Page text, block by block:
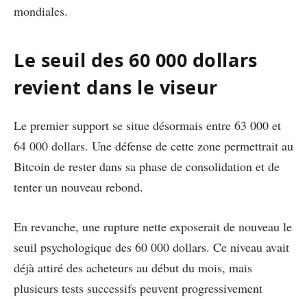
mondiales.
Le seuil des 60 000 dollars
revient dans le viseur
Le premier support se situe désormais entre 63 000 et
64 000 dollars. Une défense de cette zone permettrait au
Bitcoin de rester dans sa phase de consolidation et de
tenter un nouveau rebond.
En revanche, une rupture nette exposerait de nouveau le
seuil psychologique des 60 000 dollars. Ce niveau avait
déjà attiré des acheteurs au début du mois, mais
plusieurs tests successifs peuvent progressivement